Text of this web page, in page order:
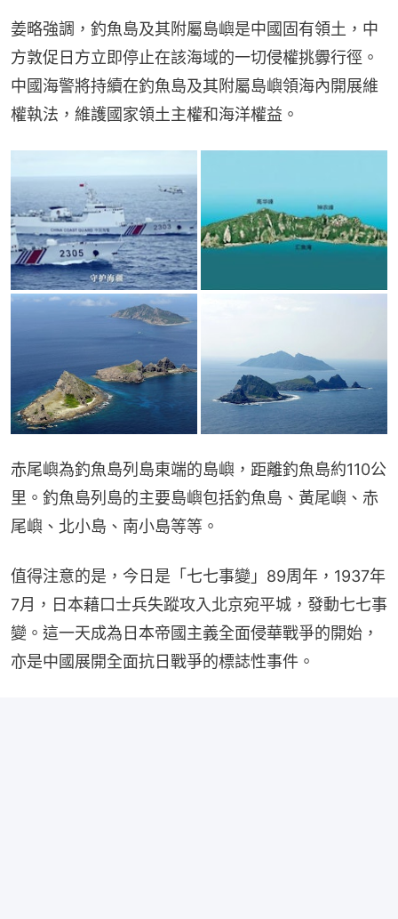
姜略強調，釣魚島及其附屬島嶼是中國固有領土，中
方敦促日方立即停止在該海域的一切侵權挑釁行徑。
中國海警將持續在釣魚島及其附屬島嶼領海內開展維
權執法，維護國家領土主權和海洋權益。
赤尾嶼為釣魚島列島東端的島嶼，距離釣魚島約110公
里。釣魚島列島的主要島嶼包括釣魚島、黃尾嶼、赤
尾嶼、北小島、南小島等等。
值得注意的是，今日是「七七事變」89周年，1937年
7月，日本藉口士兵失蹤攻入北京宛平城，發動七七事
變。這一天成為日本帝國主義全面侵華戰爭的開始，
亦是中國展開全面抗日戰爭的標誌性事件。